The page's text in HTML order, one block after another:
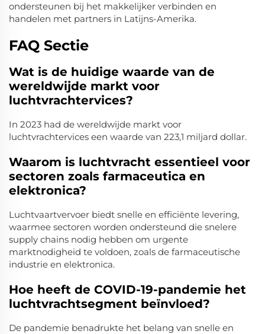
ondersteunen bij het makkelijker verbinden en
handelen met partners in Latijns-Amerika.
FAQ Sectie
Wat is de huidige waarde van de
wereldwijde markt voor
luchtvrachtervices?
In 2023 had de wereldwijde markt voor
luchtvrachtervices een waarde van 223,1 miljard dollar.
Waarom is luchtvracht essentieel voor
sectoren zoals farmaceutica en
elektronica?
Luchtvaartvervoer biedt snelle en efficiënte levering,
waarmee sectoren worden ondersteund die snelere
supply chains nodig hebben om urgente
marktnodigheid te voldoen, zoals de farmaceutische
industrie en elektronica.
Hoe heeft de COVID-19-pandemie het
luchtvrachtsegment beïnvloed?
De pandemie benadrukte het belang van snelle en